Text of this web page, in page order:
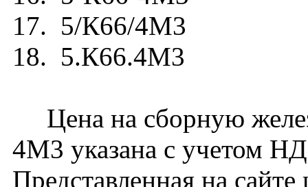
17. 5/К66/4М3
18. 5.К66.4М3
Цена на сборную
4М3 указана с учетом
Представленная на